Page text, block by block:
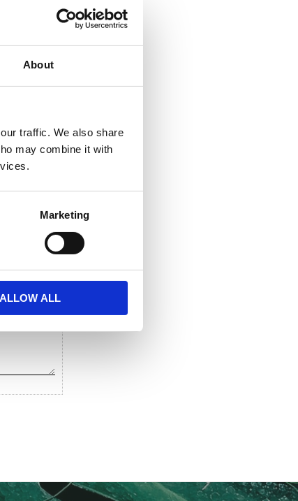
About
traffic. We also share
may combine it with
Marketing
ALLOW ALL